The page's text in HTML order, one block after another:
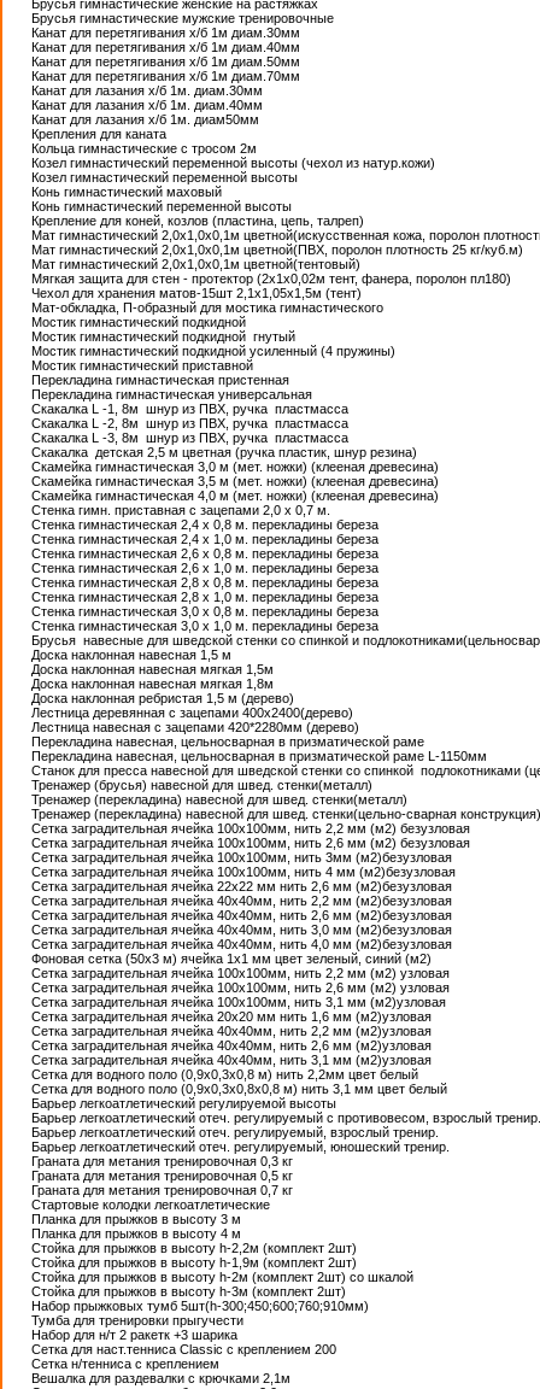
Брусья гимнастические женские на растяжках
Брусья гимнастические мужские тренировочные
Канат для перетягивания х/б 1м диам.30мм
Канат для перетягивания х/б 1м диам.40мм
Канат для перетягивания х/б 1м диам.50мм
Канат для перетягивания х/б 1м диам.70мм
Канат для лазания х/б 1м. диам.30мм
Канат для лазания х/б 1м. диам.40мм
Канат для лазания х/б 1м. диам50мм
Крепления для каната
Кольца гимнастические с тросом 2м
Козел гимнастический переменной высоты (чехол из натур.кожи)
Козел гимнастический переменной высоты
Конь гимнастический маховый
Конь гимнастический переменной высоты
Крепление для коней, козлов (пластина, цепь, талреп)
Мат гимнастический 2,0х1,0х0,1м цветной(искусственная кожа, поролон
Мат гимнастический 2,0х1,0х0,1м цветной(ПВХ, поролон плотность 25 кг/куб.м)
Мат гимнастический 2,0х1,0х0,1м цветной(тентовый)
Мягкая защита для стен - протектор (2х1х0,02м тент, фанера, поролон пл180)
Чехол для хранения матов-15шт 2,1х1,05х1,5м (тент)
Мат-обкладка, П-образный для мостика гимнастического
Мостик гимнастический подкидной
Мостик гимнастический подкидной гнутый
Мостик гимнастический подкидной усиленный (4 пружины)
Мостик гимнастический приставной
Перекладина гимнастическая пристенная
Перекладина гимнастическая универсальная
Скакалка L -1, 8м шнур из ПВХ, ручка пластмасса
Скакалка L -2, 8м шнур из ПВХ, ручка пластмасса
Скакалка L -3, 8м шнур из ПВХ, ручка пластмасса
Скакалка детская 2,5 м цветная (ручка пластик, шнур резина)
Скамейка гимнастическая 3,0 м (мет. ножки) (клееная древесина)
Скамейка гимнастическая 3,5 м (мет. ножки) (клееная древесина)
Скамейка гимнастическая 4,0 м (мет. ножки) (клееная древесина)
Стенка гимн. приставная с зацепами 2,0 х 0,7 м.
Стенка гимнастическая 2,4 х 0,8 м. перекладины береза
Стенка гимнастическая 2,4 х 1,0 м. перекладины береза
Стенка гимнастическая 2,6 х 0,8 м. перекладины береза
Стенка гимнастическая 2,6 х 1,0 м. перекладины береза
Стенка гимнастическая 2,8 х 0,8 м. перекладины береза
Стенка гимнастическая 2,8 х 1,0 м. перекладины береза
Стенка гимнастическая 3,0 х 0,8 м. перекладины береза
Стенка гимнастическая 3,0 х 1,0 м. перекладины береза
Брусья навесные для шведской стенки со спинкой и
Доска наклонная навесная 1,5 м
Доска наклонная навесная мягкая 1,5м
Доска наклонная навесная мягкая 1,8м
Доска наклонная ребристая 1,5 м (дерево)
Лестница деревянная с зацепами 400х2400(дерево)
Лестница навесная с зацепами 420*2280мм (дерево)
Перекладина навесная, цельносварная в призматической раме
Перекладина навесная, цельносварная в призматической раме L-1150мм
Станок для пресса навесной для шведской стенки со спинкой подлокотниками
Тренажер (брусья) навесной для швед. стенки(металл)
Тренажер (перекладина) навесной для швед. стенки(металл)
Тренажер (перекладина) навесной для швед. стенки(цельно-сварная
Сетка заградительная ячейка 100х100мм, нить 2,2 мм (м2) безузловая
Сетка заградительная ячейка 100х100мм, нить 2,6 мм (м2) безузловая
Сетка заградительная ячейка 100х100мм, нить 3мм (м2)безузловая
Сетка заградительная ячейка 100х100мм, нить 4 мм (м2)безузловая
Сетка заградительная ячейка 22х22 мм нить 2,6 мм (м2)безузловая
Сетка заградительная ячейка 40х40мм, нить 2,2 мм (м2)безузловая
Сетка заградительная ячейка 40х40мм, нить 2,6 мм (м2)безузловая
Сетка заградительная ячейка 40х40мм, нить 3,0 мм (м2)безузловая
Сетка заградительная ячейка 40х40мм, нить 4,0 мм (м2)безузловая
Фоновая сетка (50х3 м) ячейка 1х1 мм цвет зеленый, синий (м2)
Сетка заградительная ячейка 100х100мм, нить 2,2 мм (м2) узловая
Сетка заградительная ячейка 100х100мм, нить 2,6 мм (м2) узловая
Сетка заградительная ячейка 100х100мм, нить 3,1 мм (м2)узловая
Сетка заградительная ячейка 20х20 мм нить 1,6 мм (м2)узловая
Сетка заградительная ячейка 40х40мм, нить 2,2 мм (м2)узловая
Сетка заградительная ячейка 40х40мм, нить 2,6 мм (м2)узловая
Сетка заградительная ячейка 40х40мм, нить 3,1 мм (м2)узловая
Сетка для водного поло (0,9х0,3х0,8 м) нить 2,2мм цвет белый
Сетка для водного поло (0,9х0,3х0,8х0,8 м) нить 3,1 мм цвет белый
Барьер легкоатлетический регулируемой высоты
Барьер легкоатлетический отеч. регулируемый с противовесом, взрослый тренир.
Барьер легкоатлетический отеч. регулируемый, взрослый тренир.
Барьер легкоатлетический отеч. регулируемый, юношеский тренир.
Граната для метания тренировочная 0,3 кг
Граната для метания тренировочная 0,5 кг
Граната для метания тренировочная 0,7 кг
Стартовые колодки легкоатлетические
Планка для прыжков в высоту 3 м
Планка для прыжков в высоту 4 м
Стойка для прыжков в высоту h-2,2м (комплект 2шт)
Стойка для прыжков в высоту h-1,9м (комплект 2шт)
Стойка для прыжков в высоту h-2м (комплект 2шт) со шкалой
Стойка для прыжков в высоту h-3м (комплект 2шт)
Набор прыжковых тумб 5шт(h-300;450;600;760;910мм)
Тумба для тренировки прыгучести
Набор для н/т 2 ракетк +3 шарика
Сетка для наст.тенниса Classic с креплением 200
Сетка н/тенниса с креплением
Вешалка для раздевалки с крючками 2,1м